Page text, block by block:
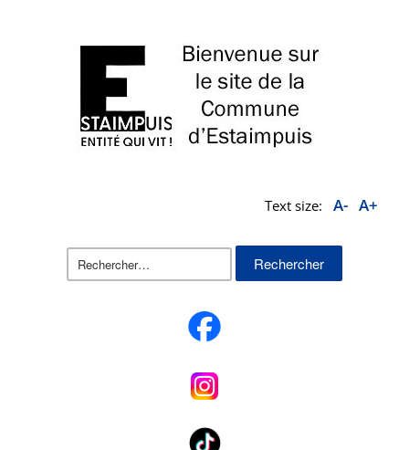
Text size: A- A+
Rechercher :